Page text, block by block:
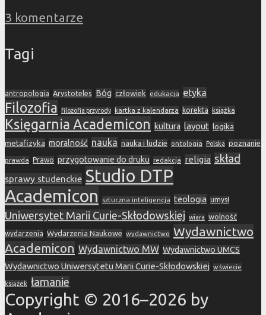
3 komentarze
Tagi
antropologia Arystoteles Bóg człowiek edukacja etyka
Filozofia filozofia przyrody kartka z kalendarza korekta książka
Księgarnia Academicon kultura layout logika
metafizyka moralność nauka nauka i ludzie ontologia Polska poznanie
prawda Prawo przygotowanie do druku redakcja religia skład
sprawy studenckie Studio DTP
Academicon
sztuczna inteligencja teologia umysł
Uniwersytet Marii Curie-Skłodowskiej wiara wolność
wydarzenia Wydarzenia Naukowe wydawnictwo Wydawnictwo
Academicon Wydawnictwo MW Wydawnictwo UMCS
Wydawnictwo Uniwersytetu Marii Curie-Skłodowskiej w świecie
książek łamanie
Copyright © 2016–2026 by